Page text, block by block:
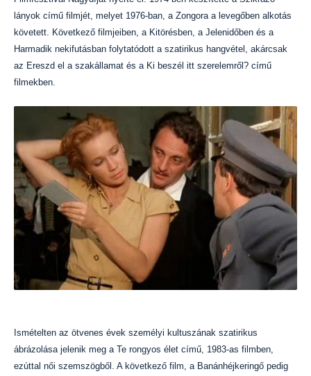
lányok című filmjét, melyet 1976-ban, a Zongora a levegőben alkotás
követett. Következő filmjeiben, a Kitörésben, a Jelenidőben és a
Harmadik nekifutásban folytatódott a szatirikus hangvétel, akárcsak
az Ereszd el a szakállamat és a Ki beszél itt szerelemről? című
filmekben.
Ismételten az ötvenes évek személyi kultuszának szatirikus
ábrázolása jelenik meg a Te rongyos élet című, 1983-as filmben,
ezúttal női szemszögből. A következő film, a Banánhéjkeringő pedig